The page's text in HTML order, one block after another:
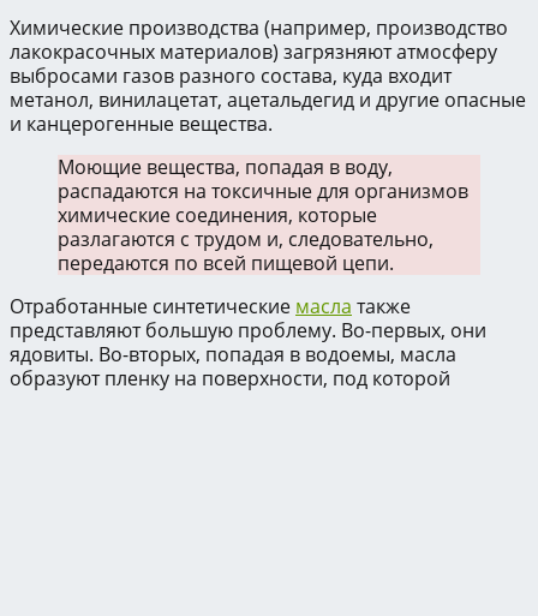
Химические производства (например, производство
лакокрасочных материалов) загрязняют атмосферу
выбросами газов разного состава, куда входит
метанол, винилацетат, ацетальдегид и другие опасные
и канцерогенные вещества.
Моющие вещества, попадая в воду,
распадаются на токсичные для организмов
химические соединения, которые
разлагаются с трудом и, следовательно,
передаются по всей пищевой цепи.
Отработанные синтетические масла также
представляют большую проблему. Во-первых, они
ядовиты. Во-вторых, попадая в водоемы, масла
образуют пленку на поверхности, под которой